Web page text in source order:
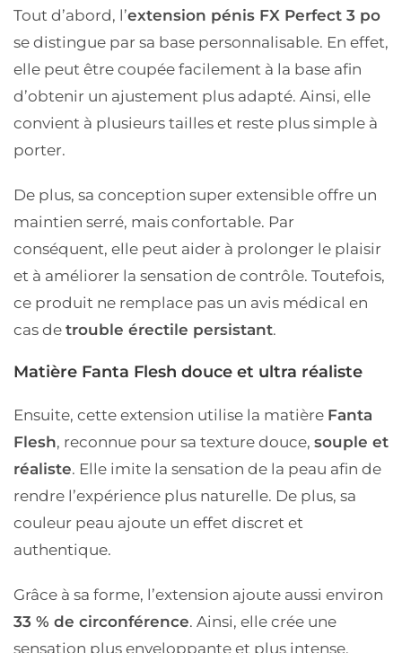
Tout d’abord, l’extension pénis FX Perfect 3 po
se distingue par sa base personnalisable. En effet,
elle peut être coupée facilement à la base afin
d’obtenir un ajustement plus adapté. Ainsi, elle
convient à plusieurs tailles et reste plus simple à
porter.
De plus, sa conception super extensible offre un
maintien serré, mais confortable. Par
conséquent, elle peut aider à prolonger le plaisir
et à améliorer la sensation de contrôle. Toutefois,
ce produit ne remplace pas un avis médical en
cas de trouble érectile persistant.
Matière Fanta Flesh douce et ultra réaliste
Ensuite, cette extension utilise la matière Fanta
Flesh, reconnue pour sa texture douce, souple et
réaliste. Elle imite la sensation de la peau afin de
rendre l’expérience plus naturelle. De plus, sa
couleur peau ajoute un effet discret et
authentique.
Grâce à sa forme, l’extension ajoute aussi environ
33 % de circonférence. Ainsi, elle crée une
sensation plus enveloppante et plus intense.